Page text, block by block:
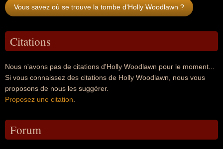
Vous savez où se trouve la tombe d'Holly Woodlawn ?
Citations
Nous n'avons pas de citations d'Holly Woodlawn pour le moment...
Si vous connaissez des citations de Holly Woodlawn, nous vous
proposons de nous les suggérer.
Proposez une citation
Forum